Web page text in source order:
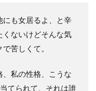
にも女居るよ、と辛
くないけどそんな気
苦しくて。
私の性格、こうな
てられて、それは誰